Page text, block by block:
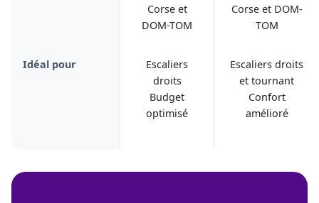
Corse et
DOM-TOM
Corse et DOM-
TOM
Idéal pour
Escaliers
droits
Budget
optimisé
Escaliers droits
et tournant
Confort
amélioré